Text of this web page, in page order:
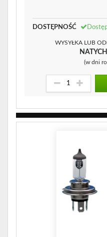
DOSTĘPNOŚĆ
WYSYŁKA LUB
(w dni